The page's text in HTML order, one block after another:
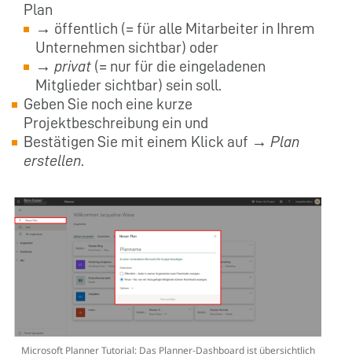
Plan
→ öffentlich (= für alle Mitarbeiter in Ihrem
Unternehmen sichtbar) oder
→ privat (= nur für die eingeladenen
Mitglieder sichtbar) sein soll.
Geben Sie noch eine kurze
Projektbeschreibung ein und
Bestätigen Sie mit einem Klick auf → Plan
erstellen.
Microsoft Planner Tutorial: Das Planner-Dashboard ist übersichtlich